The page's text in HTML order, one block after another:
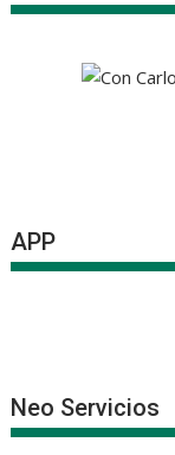
APP
Neo Servicios